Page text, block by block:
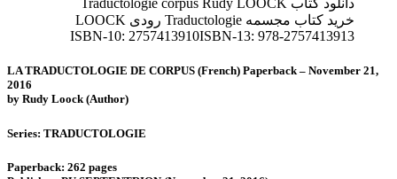
دانلود کتاب Traductologie corpus Rudy LOOCK
خرید کتاب مجسمه Traductologie رودی LOOCK
ISBN-10: 2757413910ISBN-13: 978-2757413913
LA TRADUCTOLOGIE DE CORPUS (French) Paperback – November 21,
2016
by Rudy Loock (Author)
Series: TRADUCTOLOGIE
Paperback: 262 pages